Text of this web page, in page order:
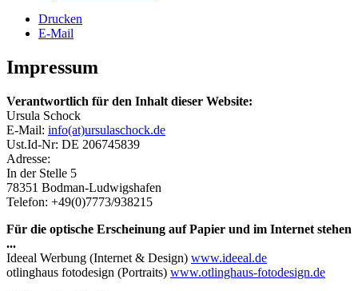
Drucken
E-Mail
Impressum
Verantwortlich für den Inhalt dieser Website:
Ursula Schock
E-Mail: info(at)ursulaschock.de
Ust.Id-Nr: DE 206745839
Adresse:
In der Stelle 5
78351 Bodman-Ludwigshafen
Telefon: +49(0)7773/938215
Für die optische Erscheinung auf Papier und im Internet stehen
...
Ideeal Werbung (Internet & Design) www.ideeal.de
otlinghaus fotodesign (Portraits) www.otlinghaus-fotodesign.de